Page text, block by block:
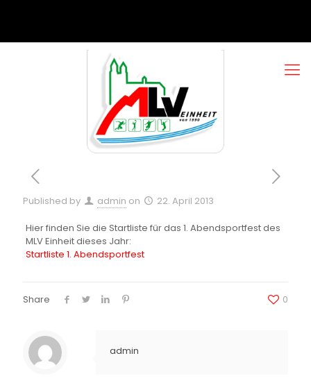
Published by admin on 22. April 2013
Hier finden Sie die Startliste für das 1. Abendsportfest des
MLV Einheit dieses Jahr:
Startliste 1. Abendsportfest
Share 0
admin